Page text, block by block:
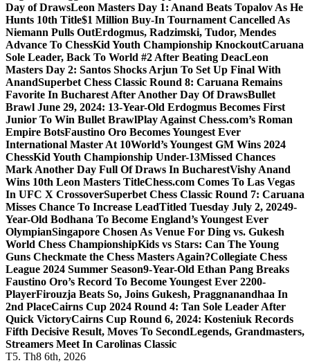
Day of DrawsLeon Masters Day 1: Anand Beats Topalov As He
Hunts 10th Title$1 Million Buy-In Tournament Cancelled As
Niemann Pulls OutErdogmus, Radzimski, Tudor, Mendes
Advance To ChessKid Youth Championship KnockoutCaruana
Sole Leader, Back To World #2 After Beating DeacLeon
Masters Day 2: Santos Shocks Arjun To Set Up Final With
AnandSuperbet Chess Classic Round 8: Caruana Remains
Favorite In Bucharest After Another Day Of DrawsBullet
Brawl June 29, 2024: 13-Year-Old Erdogmus Becomes First
Junior To Win Bullet BrawlPlay Against Chess.com’s Roman
Empire BotsFaustino Oro Becomes Youngest Ever
International Master At 10World’s Youngest GM Wins 2024
ChessKid Youth Championship Under-13Missed Chances
Mark Another Day Full Of Draws In BucharestVishy Anand
Wins 10th Leon Masters TitleChess.com Comes To Las Vegas
In UFC X CrossoverSuperbet Chess Classic Round 7: Caruana
Misses Chance To Increase LeadTitled Tuesday July 2, 20249-
Year-Old Bodhana To Become England’s Youngest Ever
OlympianSingapore Chosen As Venue For Ding vs. Gukesh
World Chess ChampionshipKids vs Stars: Can The Young
Guns Checkmate the Chess Masters Again?Collegiate Chess
League 2024 Summer Season9-Year-Old Ethan Pang Breaks
Faustino Oro’s Record To Become Youngest Ever 2200-
PlayerFirouzja Beats So, Joins Gukesh, Praggnanandhaa In
2nd PlaceCairns Cup 2024 Round 4: Tan Sole Leader After
Quick VictoryCairns Cup Round 6, 2024: Kosteniuk Records
Fifth Decisive Result, Moves To SecondLegends, Grandmasters,
Streamers Meet In Carolinas Classic
T5. Th8 6th, 2026